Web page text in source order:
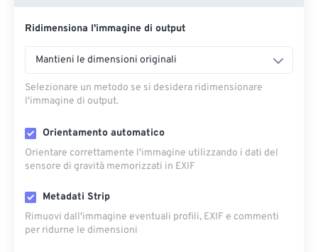
Ridimensiona l'immagine di output
Mantieni le dimensioni originali
Selezionare un metodo se si desidera ridimensionare
l'immagine di output.
Orientamento automatico
Orientare correttamente l'immagine utilizzando i dati del
sensore di gravità memorizzati in EXIF
Metadati Strip
Rimuovi dall'immagine eventuali profili, EXIF ​​e commenti
per ridurne le dimensioni